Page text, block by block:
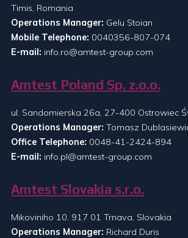
Timis, Romania
Operations Manager: Gelu Stoian
Mobile Telephone: 0040356-807-074
E-mail: info.ro@amtest-group.com
Amtest Poland Sp. z.o.o.
ul. Sandomierska 26a, 27-400 Ostrowiec
Operations Manager: Tomasz
Office Telephone: 0048-41-2424-894
E-mail: info.pl@amtest-group.com
Amtest Slovakia s.r.o.
Mikoviniho 10, 917 01 Trnava, Slovakia
Operations Manager: Richard Duris